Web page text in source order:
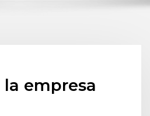
empresa